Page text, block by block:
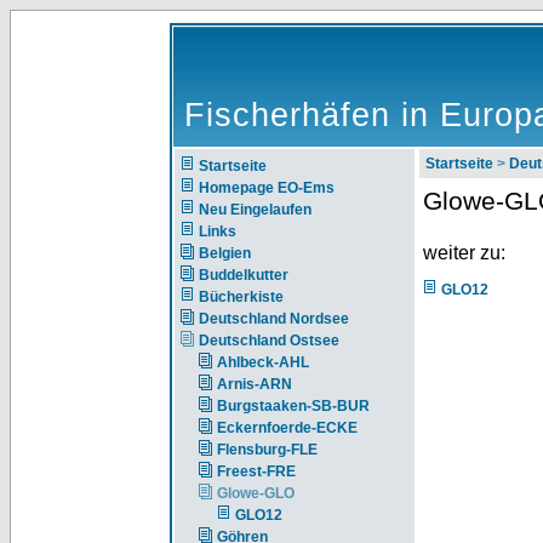
Fischerhäfen in
Startseite
Homepage EO-Ems
Neu Eingelaufen
Links
Belgien
Buddelkutter
Bücherkiste
Deutschland Nordsee
Deutschland Ostsee
Ahlbeck-AHL
Arnis-ARN
Burgstaaken-SB-BUR
Eckernfoerde-ECKE
Flensburg-FLE
Freest-FRE
Glowe-GLO
GLO12
Göhren
Startseite >
Glowe-
weiter zu:
GLO12